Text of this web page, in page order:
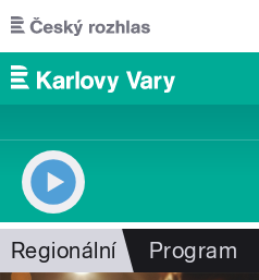
Přejít k hlavnímu obsahu
Regionální Program